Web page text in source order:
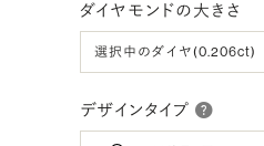
ダイヤモンドの大きさ
デザインタイプ